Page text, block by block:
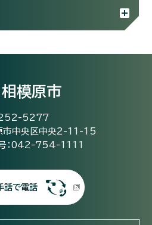
相模原市
5277
市中央区中央2-11-15
：042-754-1111
話で電話